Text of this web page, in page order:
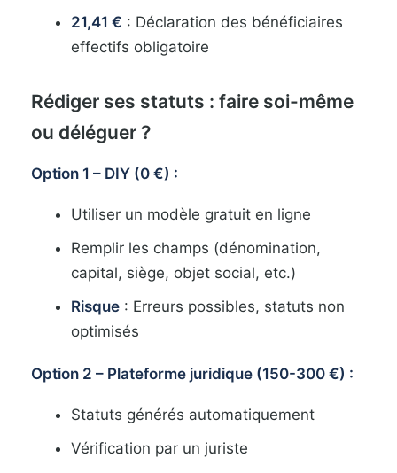
21,41 € : Déclaration des bénéficiaires
effectifs obligatoire
Rédiger ses statuts : faire soi-même
ou déléguer ?
Option 1 – DIY (0 €) :
Utiliser un modèle gratuit en ligne
Remplir les champs (dénomination,
capital, siège, objet social, etc.)
Risque : Erreurs possibles, statuts non
optimisés
Option 2 – Plateforme juridique (150-300 €) :
Statuts générés automatiquement
Vérification par un juriste